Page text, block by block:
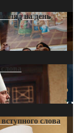
на день
слова
слова